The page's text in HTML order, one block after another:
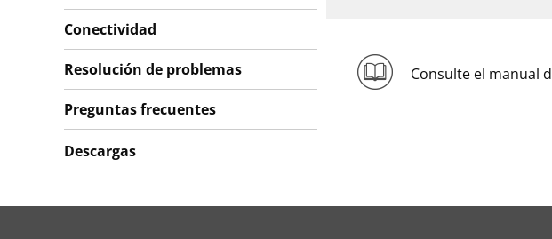
Consulte el manual
Conectividad
Resolución de problemas
Preguntas frecuentes
Descargas